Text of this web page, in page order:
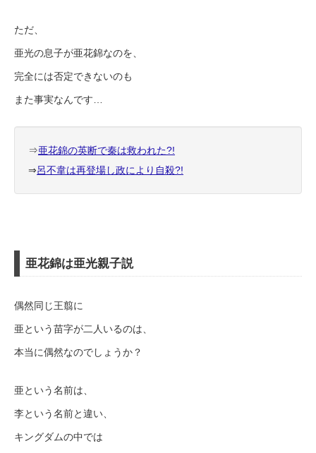
ただ、
亜光の息子が亜花錦なのを、
完全には否定できないのも
また事実なんです…
⇒亜花錦の英断で秦は救われた?!
⇒呂不韋は再登場し政により自殺?!
亜花錦は亜光親子説
偶然同じ王翦に
亜という苗字が二人いるのは、
本当に偶然なのでしょうか？
亜という名前は、
李という名前と違い、
キングダムの中では